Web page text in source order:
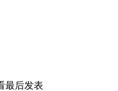
最后发表